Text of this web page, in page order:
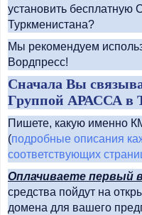
установить бесплатную
Туркменистана?
Мы рекомендуем
Вордпресс!
Сначала Вы
Группой АРАССА в
Пишете, какую именно
(подробные описания
соответствующих
Оплачиваете первый
средства пойдут на
домена для вашего